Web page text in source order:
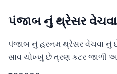
પંજાબ નું થ્રેસર
પંજાબ નું હરનમ થ્રેસર વેચવા નું
સાવ ચોખ્ખું છે ત્રણ કટર જાળી